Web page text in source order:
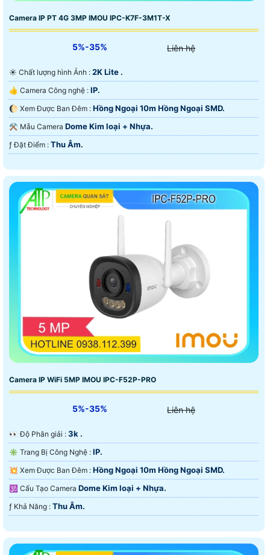
Camera IP PT 4G 3MP IMOU IPC-K7F-3M1T-X
5%-35% Liên hệ
☀️ Chất lượng hình Ảnh : 2K Lite .
👍 Camera Công nghệ : IP.
🌔 Xem Được Ban Đêm : Hồng Ngoại 10m Hồng Ngoại SMD.
⚒ Mẫu Camera Dome Kim loại + Nhựa.
️ƒ Đặt Điểm : Thu Âm.
Camera IP WiFi 5MP IMOU IPC-F52P-PRO
5%-35% Liên hệ
️👀 Độ Phân giải : 3k .
✳️ Trang Bị Công Nghệ : IP.
💥 Xem Được Ban Đêm : Hồng Ngoại 10m Hồng Ngoại SMD.
🕉️ Cấu Tạo Camera Dome Kim loại + Nhựa.
️ƒ Khả Năng : Thu Âm.